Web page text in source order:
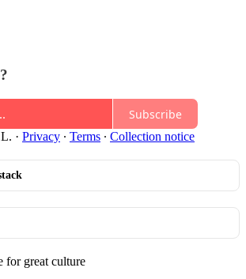
Subscribe
· Privacy ∙ Terms ∙ Collection notice
for great culture